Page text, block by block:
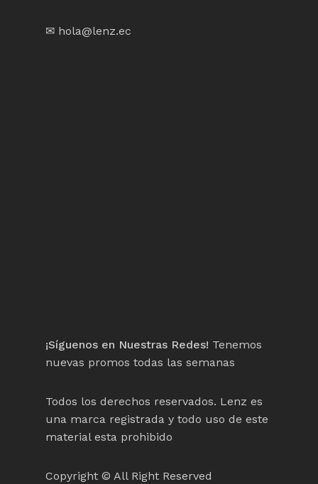
✉ hola@lenz.ec
¡Síguenos en Nuestras Redes! Tenemos
nuevas promos todas las semanas
Todos los derechos reservados. Lenz es
una marca registrada y todo uso de este
material esta prohibido
Copyright © All Right Reserved